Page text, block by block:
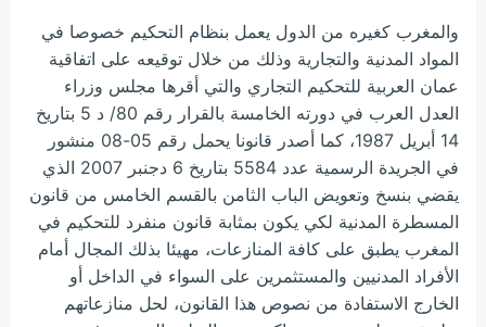
والمغرب كغيره من الدول يعمل بنظام التحكيم خصوصا في
المواد المدنية والتجارية وذلك من خلال توقيعه على اتفاقية
عمان العربية للتحكيم التجاري والتي أقرها مجلس وزراء
العدل العرب في دورته الخامسة بالقرار رقم 80/ د 5 بتاريخ
14 أبريل 1987، كما أصدر قانونا يحمل رقم 05-08 منشور
في الجريدة الرسمية عدد 5584 بتاريخ 6 دجنبر 2007 الذي
يقضي بنسخ وتعويض الباب الثامن بالقسم الخامس من قانون
المسطرة المدنية لكي يكون بمثابة قانون منفرد للتحكيم في
المغرب يطبق على كافة المنازعات، مهيئا بذلك المجال أمام
الأفراد المدنيين والمستثمرين على السواء في الداخل أو
الخارج الاستفادة من نصوص هذا القانون، لحل منازعاتهم